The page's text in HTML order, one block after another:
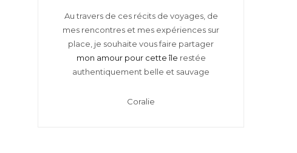
Au travers de ces récits de voyages, de
mes rencontres et mes expériences sur
place, je souhaite vous faire partager
mon amour pour cette île restée
authentiquement belle et sauvage
Coralie